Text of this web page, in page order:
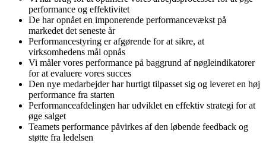
performance og effektivitet
De har opnået en imponerende performancevækst på
markedet det seneste år
Performancestyring er afgørende for at sikre, at
virksomhedens mål opnås
Vi måler vores performance på baggrund af nøgleindikatorer
for at evaluere vores succes
Den nye medarbejder har hurtigt tilpasset sig og leveret en høj
performance fra starten
Performanceafdelingen har udviklet en effektiv strategi for at
øge salget
Teamets performance påvirkes af den løbende feedback og
støtte fra ledelsen